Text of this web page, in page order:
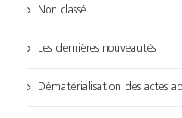
Non classé
Les dernières nouveautés
Dématérialisation des actes